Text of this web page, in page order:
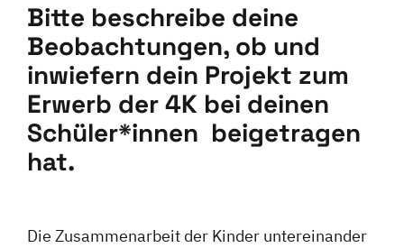
Bitte beschreibe deine
Beobachtungen, ob und
inwiefern dein Projekt zum
Erwerb der 4K bei deinen
Schüler*innen beigetragen
hat.
Die Zusammenarbeit der Kinder untereinander